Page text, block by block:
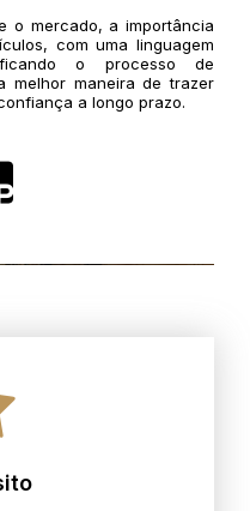
o mercado, a importância
com uma linguagem
o processo de
melhor maneira de trazer
a longo prazo.